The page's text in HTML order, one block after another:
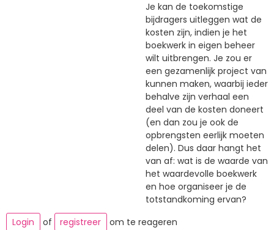
Je kan de toekomstige
bijdragers uitleggen wat de
kosten zijn, indien je het
boekwerk in eigen beheer
wilt uitbrengen. Je zou er
een gezamenlijk project van
kunnen maken, waarbij ieder
behalve zijn verhaal een
deel van de kosten doneert
(en dan zou je ook de
opbrengsten eerlijk moeten
delen). Dus daar hangt het
van af: wat is de waarde van
het waardevolle boekwerk
en hoe organiseer je de
totstandkoming ervan?
Login
of registreer om te reageren